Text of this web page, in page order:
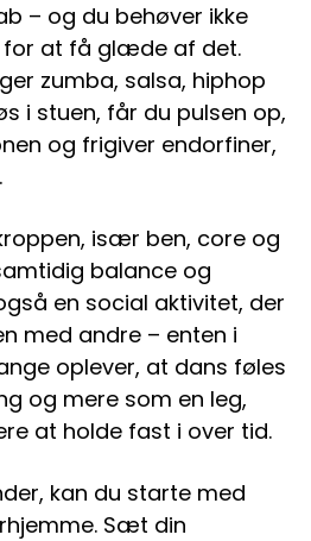
– og du behøver ikke
at få glæde af det.
zumba, salsa, hiphop
i stuen, får du pulsen op,
og frigiver endorfiner,
især ben, core og
balance og
en social aktivitet, der
med andre – enten i
oplever, at dans føles
og mere som en leg,
at holde fast i over tid.
kan du starte med
Sæt din